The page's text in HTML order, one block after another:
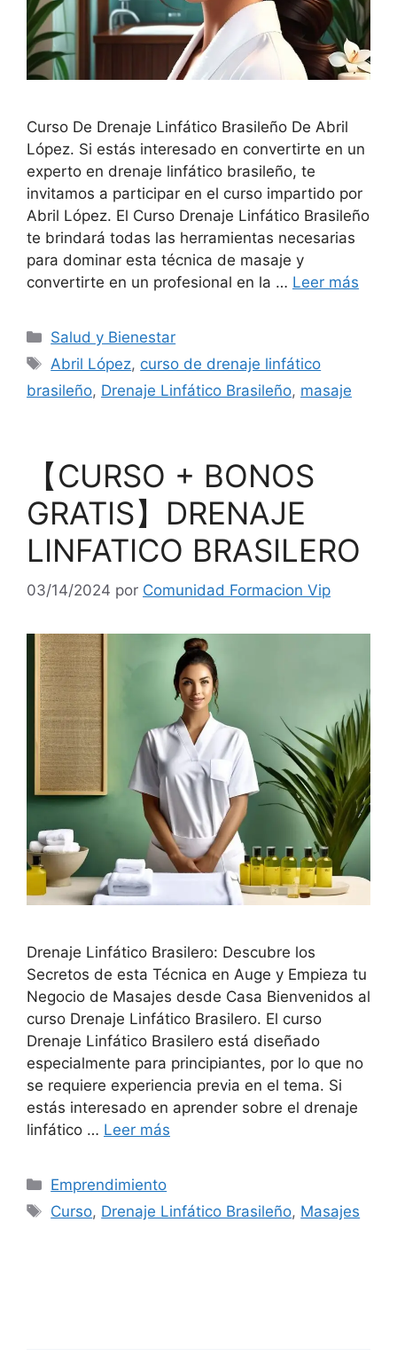
Curso De Drenaje Linfático Brasileño De Abril
López. Si estás interesado en convertirte en un
experto en drenaje linfático brasileño, te
invitamos a participar en el curso impartido por
Abril López. El Curso Drenaje Linfático Brasileño
te brindará todas las herramientas necesarias
para dominar esta técnica de masaje y
convertirte en un profesional en la … Leer más
Categorías
Salud y Bienestar
Etiquetas
Abril López, curso de drenaje linfático
brasileño, Drenaje Linfático Brasileño, masaje
【CURSO + BONOS
GRATIS】DRENAJE
LINFATICO BRASILERO
03/14/2024 por Comunidad Formacion Vip
Drenaje Linfático Brasilero: Descubre los
Secretos de esta Técnica en Auge y Empieza tu
Negocio de Masajes desde Casa Bienvenidos al
curso Drenaje Linfático Brasilero. El curso
Drenaje Linfático Brasilero está diseñado
especialmente para principiantes, por lo que no
se requiere experiencia previa en el tema. Si
estás interesado en aprender sobre el drenaje
linfático … Leer más
Categorías
Emprendimiento
Etiquetas
Curso, Drenaje Linfático Brasileño, Masajes